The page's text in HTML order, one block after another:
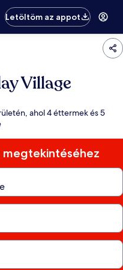
Letöltöm az appot
Village
ahol 4 éttermek és 5
megtekintéséhez